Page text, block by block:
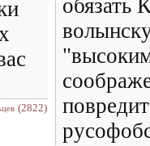
(2822)
обязать